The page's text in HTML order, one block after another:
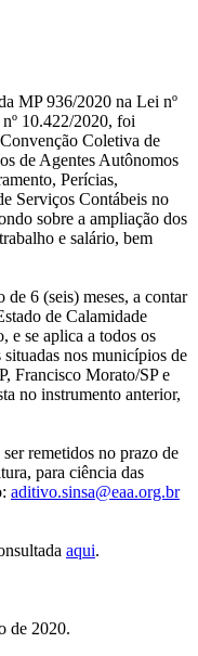
MP 936/2020 na Lei nº
10.422/2020, foi
Coletiva de
de Agentes Autônomos
Perícias,
Serviços Contábeis no
sobre a ampliação dos
e salário, bem
6 (seis) meses, a contar
de Calamidade
e se aplica a todos os
situadas nos municípios de
Francisco Morato/SP e
no instrumento anterior,
remetidos no prazo de
para ciência das
aditivo.sinsa@eaa.org.br
aqui.
de 2020.